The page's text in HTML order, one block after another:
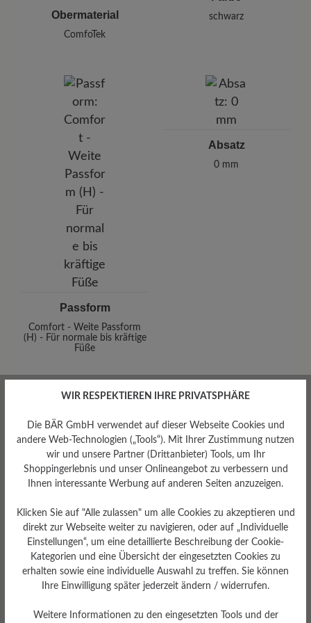
Obermaterial
ComfoTek
schwarz
Passform
Comfort - Weite Passform
(H) - Für normale bis kräftige
Füße
Absatz
0 mm
Sohlentyp
ComfoTek
WIR RESPEKTIEREN IHRE PRIVATSPHÄRE
Die BÄR GmbH verwendet auf dieser Webseite Cookies und
andere Web-Technologien („Tools“). Mit Ihrer Zustimmung nutzen
wir und unsere Partner (Drittanbieter) Tools, um Ihr
Shoppingerlebnis und unser Onlineangebot zu verbessern und
Ihnen interessante Werbung auf anderen Seiten anzuzeigen.
Klicken Sie auf "Alle zulassen" um alle Cookies zu akzeptieren und
direkt zur Webseite weiter zu navigieren, oder auf „Individuelle
Einstellungen“, um eine detaillierte Beschreibung der Cookie-
Kategorien und eine Übersicht der eingesetzten Cookies zu
erhalten sowie eine individuelle Auswahl zu treffen. Sie können
Ihre Einwilligung später jederzeit ändern / widerrufen.
Weitere Informationen zu den eingesetzten Tools und der